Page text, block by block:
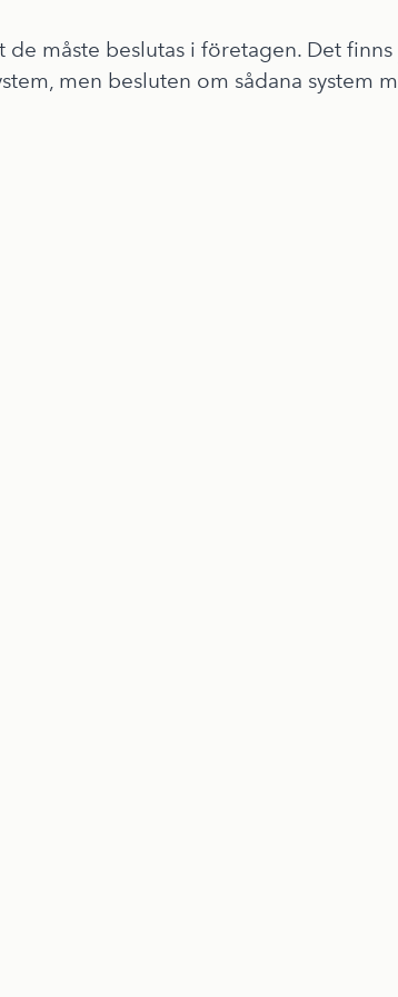
de måste beslutas i företagen. Det finns
men besluten om sådana system